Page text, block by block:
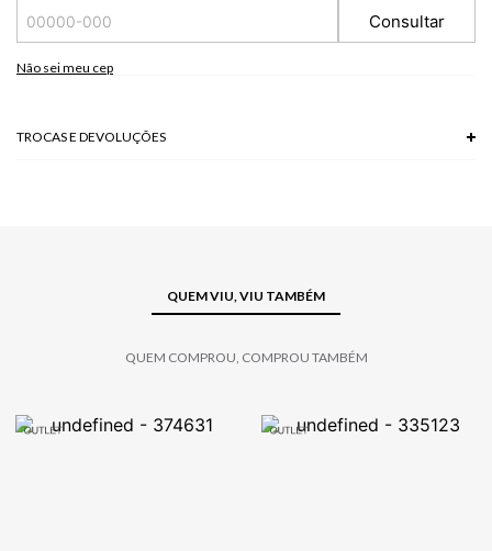
*A tonalidade das cores pode variar de acordo com a sua tela/monitor.
Consultar
Não sei meu cep
TROCAS E DEVOLUÇÕES
QUEM VIU, VIU TAMBÉM
QUEM COMPROU, COMPROU TAMBÉM